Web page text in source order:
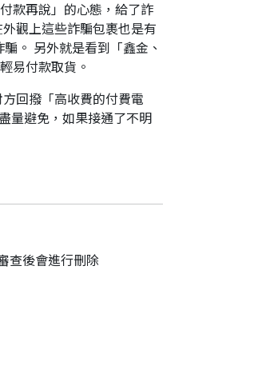
款再說」的心態，給了詐
觀上這些詐騙包裹也是有
。 另外就是看到「鑫金、
易付款取貨。
回撥「高收費的付費電
量避免，如果接通了不明
查後會進行刪除